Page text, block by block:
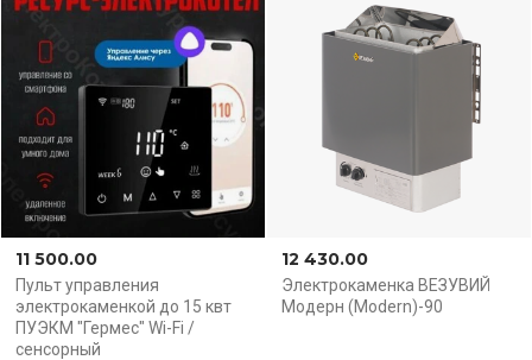
11 500.00
Пульт управления
элeктрoкaмeнкой до 15 квт
ПУЭКМ "Гермес" Wi-Fi /
сенсорный
12 430.00
Электрокаменка ВЕЗУВИЙ
Модерн (Modern)-90